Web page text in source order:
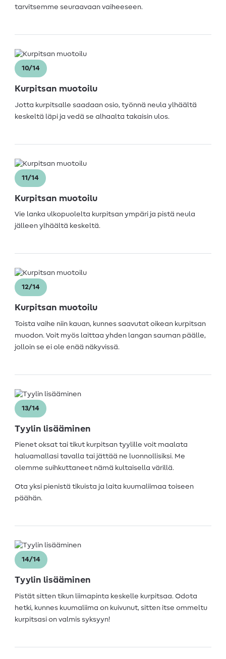
tarvitsemme seuraavaan vaiheeseen.
10/14
Kurpitsan muotoilu
Jotta kurpitsalle saadaan osio, työnnä neula ylhäältä
keskeltä läpi ja vedä se alhaalta takaisin ulos.
11/14
Kurpitsan muotoilu
Vie lanka ulkopuolelta kurpitsan ympäri ja pistä neula
jälleen ylhäältä keskeltä.
12/14
Kurpitsan muotoilu
Toista vaihe niin kauan, kunnes saavutat oikean kurpitsan
muodon. Voit myös laittaa yhden langan sauman päälle,
jolloin se ei ole enää näkyvissä.
13/14
Tyylin lisääminen
Pienet oksat tai tikut kurpitsan tyylille voit maalata
haluamallasi tavalla tai jättää ne luonnollisiksi. Me
olemme suihkuttaneet nämä kultaisella värillä.
Ota yksi pienistä tikuista ja laita kuumaliimaa toiseen
päähän.
14/14
Tyylin lisääminen
Pistät sitten tikun liimapinta keskelle kurpitsaa. Odota
hetki, kunnes kuumaliima on kuivunut, sitten itse ommeltu
kurpitsasi on valmis syksyyn!